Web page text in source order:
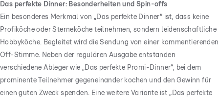
Das perfekte Dinner: Besonderheiten und Spin-offs
Ein besonderes Merkmal von „Das perfekte Dinner“ ist, dass keine
Profiköche oder Sterneköche teilnehmen, sondern leidenschaftliche
Hobbyköche. Begleitet wird die Sendung von einer kommentierenden
Off-Stimme. Neben der regulären Ausgabe entstanden
verschiedene Ableger wie „Das perfekte Promi-Dinner“, bei dem
prominente Teilnehmer gegeneinander kochen und den Gewinn für
einen guten Zweck spenden. Eine weitere Variante ist „Das perfekte